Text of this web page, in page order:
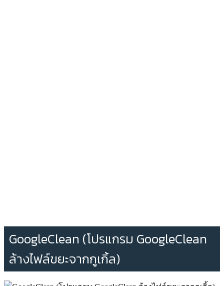
GoogleClean (โปรแกรม GoogleClean
ล้างไฟล์ขยะจากกูเกิ้ล)